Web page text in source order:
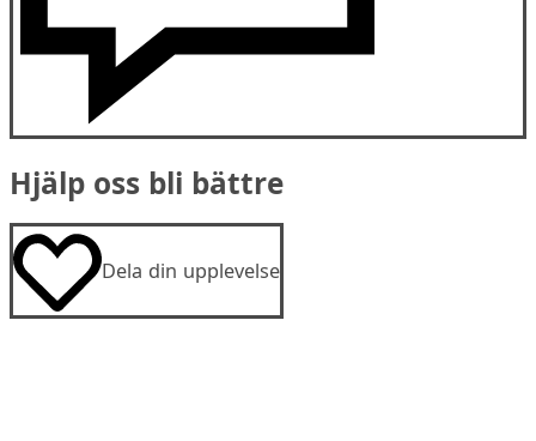
Hjälp oss bli bättre
Dela din upplevelse